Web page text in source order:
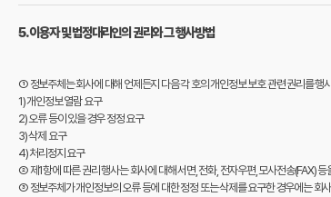
5. 이용자 및 법정대리인의 권리와 그 행사방법
① 정보주체는 회사에 대해 언제든지 다음 각 호의 개인정보 보호 관련 권리를 행
1) 개인정보 열람 요구
2) 오류 등이 있을 경우 정정 요구
3) 삭제 요구
4) 처리정지 요구
② 제1항에 따른 권리 행사는 회사에 대해 서면, 전화, 전자우편, 모사전송(FAX)
③ 정보주체가 개인정보의 오류 등에 대한 정정 또는 삭제를 요구한 경우에는 회